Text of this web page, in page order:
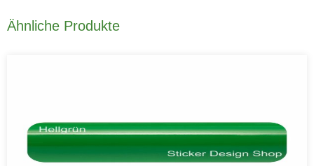
Ähnliche Produkte